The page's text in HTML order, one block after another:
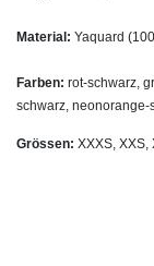
Material: Yaquard
Farben: rot-schwarz,
schwarz,
Grössen: XXXS, XXS,